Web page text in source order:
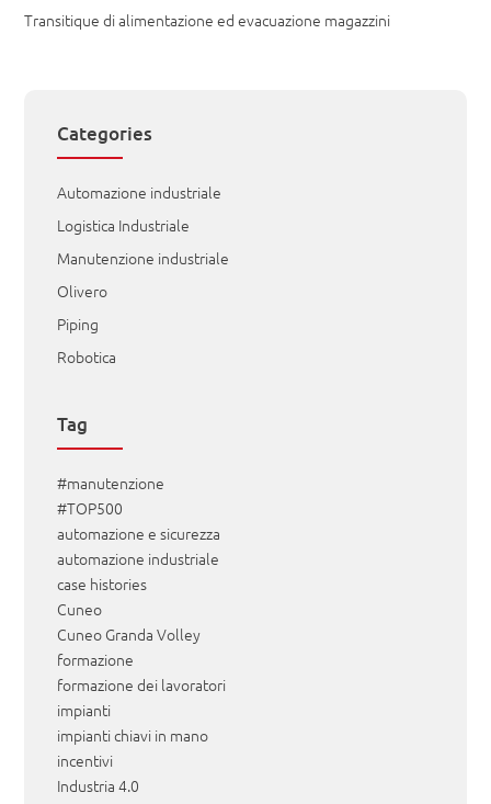
Transitique di alimentazione ed evacuazione magazzini
Categories
Automazione industriale
Logistica Industriale
Manutenzione industriale
Olivero
Piping
Robotica
Tag
#manutenzione
#TOP500
automazione e sicurezza
automazione industriale
case histories
Cuneo
Cuneo Granda Volley
formazione
formazione dei lavoratori
impianti
impianti chiavi in mano
incentivi
Industria 4.0